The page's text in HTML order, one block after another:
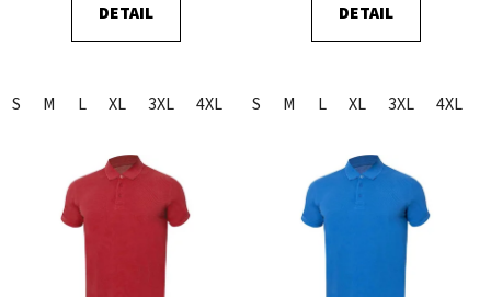
DETAIL
S M L XL 3XL 4XL 5XL 2XL
DETAIL
S M L XL 3XL 4XL